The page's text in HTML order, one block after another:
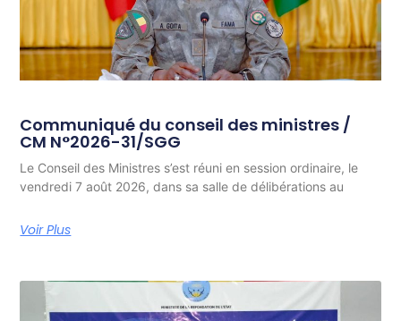
Communiqué du conseil des ministres /
CM N°2026-31/SGG
Le Conseil des Ministres s’est réuni en session ordinaire, le
vendredi 7 août 2026, dans sa salle de délibérations au
Voir Plus